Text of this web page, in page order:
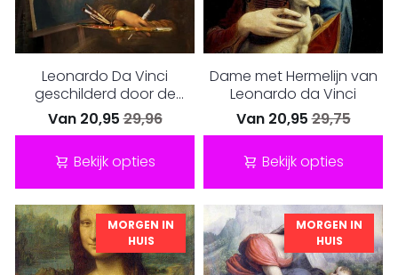
Leonardo Da Vinci
geschilderd door de
Mona Lis
Van 20,9529,96
Bekijk opties
Dame met Hermelijn van
Leonardo da Vinci
Van 20,9529,75
Bekijk opties
MORGEN IN
HUIS
MORGEN IN
HUIS